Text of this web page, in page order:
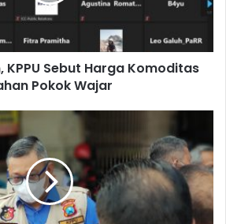
KPPU Sebut Harga Komoditas
Pokok Wajar